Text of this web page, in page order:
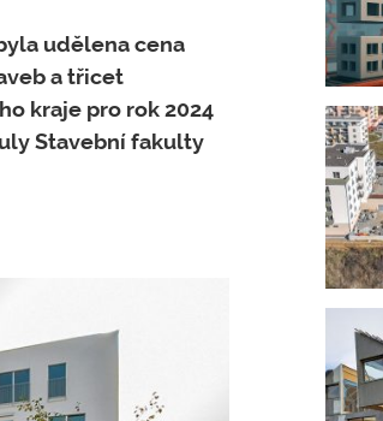
udělena cena
a třicet
kraje pro rok 2024
Stavební fakulty